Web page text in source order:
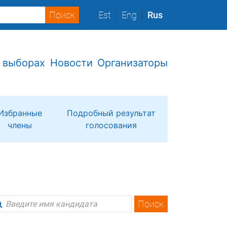
Est Eng Rus
Новости Организаторы
члены
Подробный результат
голосования
Поиск